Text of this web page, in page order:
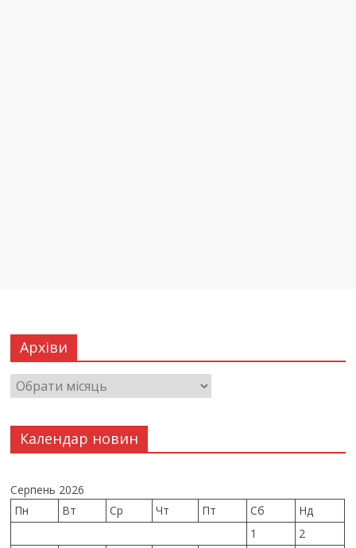
Архіви
Календар новин
Серпень 2026
Пн
Вт Ср Чт Пт Сб
Нд
1
2